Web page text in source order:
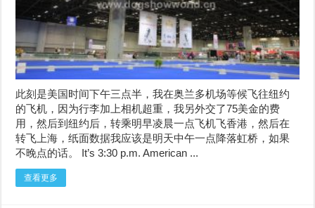
此刻是美国时间下午三点半，我在奥兰多机场等候飞往纽约
的飞机，因为行李加上相机超重，我另外交了75美金的费
用，然后到纽约后，转乘明早凌晨一点飞机飞香港，然后在
转飞上海，纸面数据我应该是明天中午一点降落虹桥，如果
不晚点的话。 It’s 3:30 p.m. American ...
查看更多